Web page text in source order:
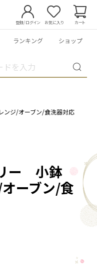
登録/ログイン お気に入り カート
ランキング ショップ
ジ/オーブン/食洗器対応
リー 小鉢
ーブン/食